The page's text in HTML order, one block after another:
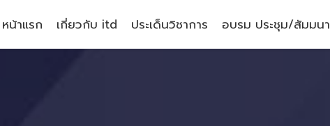
หน้าแรก เกี่ยวกับ itd ประเด็นวิชาการ อบรม ประชุม/สัมมนา